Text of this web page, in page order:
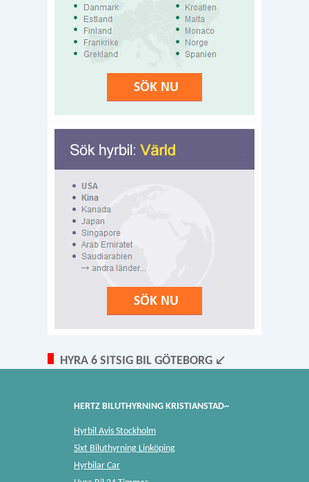
HYRA 6 SITSIG BIL GÖTEBORG ↙
HERTZ BILUTHYRNING KRISTIANSTAD~
Hyrbil Avis Stockholm
Sixt Biluthyrning Linköping
Hyrbilar Car